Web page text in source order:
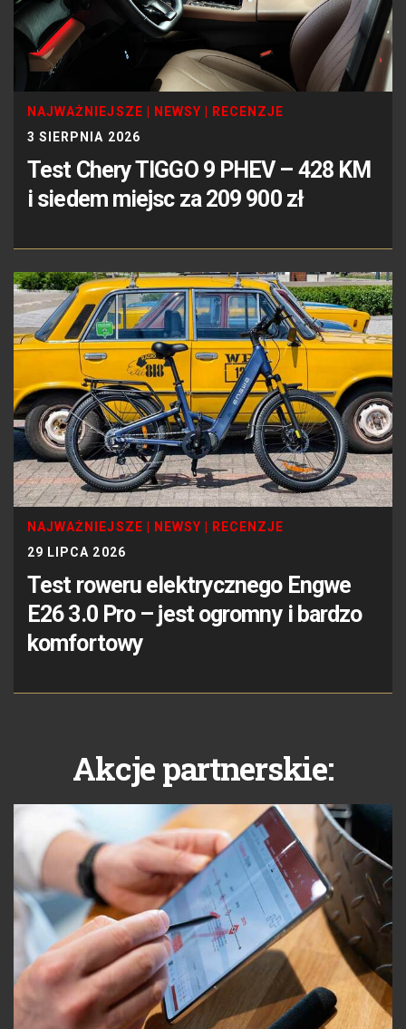
NAJWAŻNIEJSZE NEWSY
RECENZJE
3 SIERPNIA 2026
Test Chery TIGGO 9 PHEV – 428 KM
i siedem miejsc za 209 900 zł
NAJWAŻNIEJSZE NEWSY
RECENZJE
29 LIPCA 2026
Test roweru elektrycznego Engwe
E26 3.0 Pro – jest ogromny i bardzo
komfortowy
Akcje partnerskie: